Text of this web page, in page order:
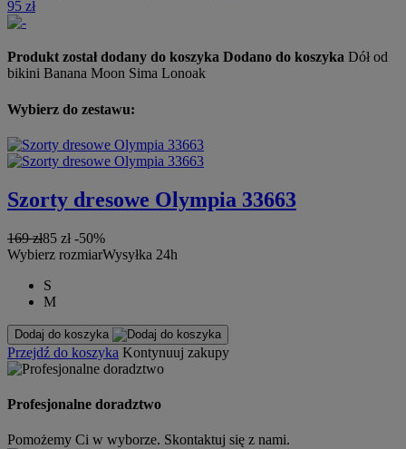
95 zł
Produkt został dodany do koszyka Dodano do koszyka Dół od
bikini Banana Moon Sima Lonoak
Wybierz do zestawu:
Szorty dresowe Olympia 33663
169 zł85 zł-50%
Wybierz rozmiarWysyłka 24h
S
M
Dodaj do koszyka
Przejdź do koszyka Kontynuuj zakupy
Profesjonalne doradztwo
Pomożemy Ci w wyborze. Skontaktuj się z nami.